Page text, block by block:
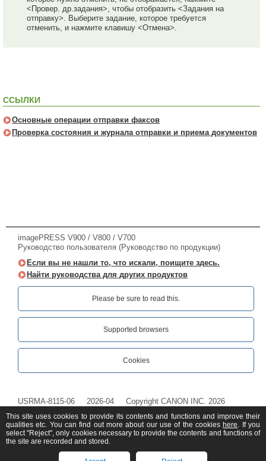
<Провер. др.задания>, чтобы отобразить <Задания на
отправку>. Выберите задание, которое требуется
отменить, и нажмите клавишу <Отмена>.
ССЫЛКИ
Основные операции отправки факсов
Проверка состояния и журнала отправки и приема документов
imagePRESS V900 / V800 / V700
Руководство пользователя (Руководство по продукции)
Если вы не нашли то, что искали, поищите здесь.
Найти руководства для других продуктов
Please be sure to read this.‎
Supported browsers
Cookies
USRMA-8115-06 2026-04 Copyright CANON INC. 2026
This site uses cookies to provide its contents and functions and improve their
qualities etc. You can find out more about our use of the cookies here. If you
select "Reject", only cookies necessary to provide the contents and functions of
the site are recorded and stored.